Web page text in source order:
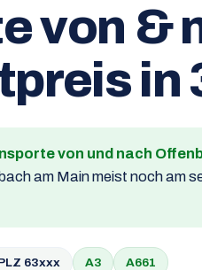
von &
in
von und nach
am Main meist noch am
63xxx A3 A661